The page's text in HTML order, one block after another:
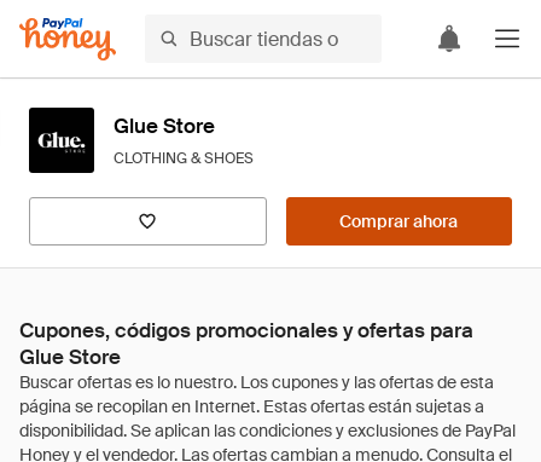
Glue Store
CLOTHING & SHOES
Comprar ahora
Cupones, códigos promocionales y ofertas para
Glue Store